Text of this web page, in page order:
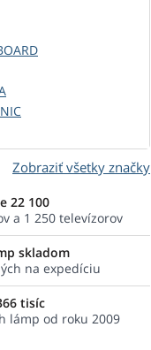
Zobraziť všetky značky
22 100
a 1 250 televízorov
skladom
na expedíciu
tisíc
lámp od roku 2009